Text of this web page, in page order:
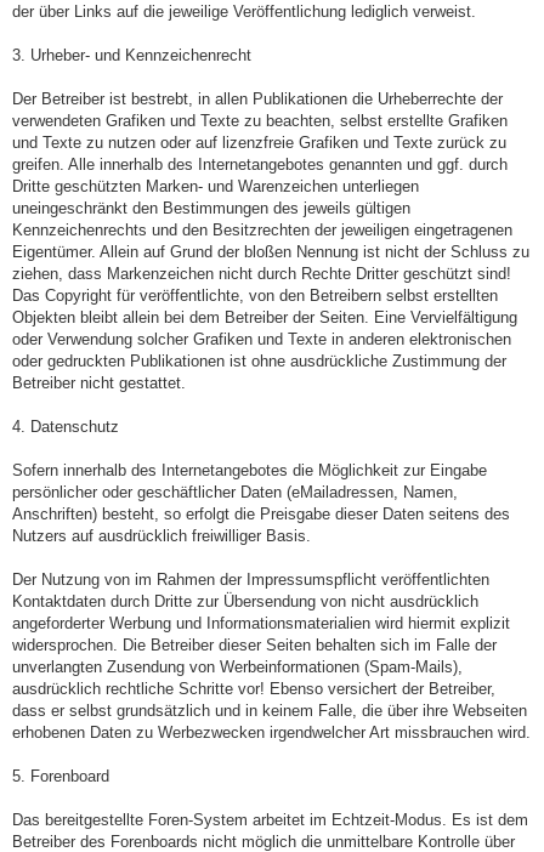
der über Links auf die jeweilige Veröffentlichung lediglich verweist.
3. Urheber- und Kennzeichenrecht
Der Betreiber ist bestrebt, in allen Publikationen die Urheberrechte der
verwendeten Grafiken und Texte zu beachten, selbst erstellte Grafiken
und Texte zu nutzen oder auf lizenzfreie Grafiken und Texte zurück zu
greifen. Alle innerhalb des Internetangebotes genannten und ggf. durch
Dritte geschützten Marken- und Warenzeichen unterliegen
uneingeschränkt den Bestimmungen des jeweils gültigen
Kennzeichenrechts und den Besitzrechten der jeweiligen eingetragenen
Eigentümer. Allein auf Grund der bloßen Nennung ist nicht der Schluss zu
ziehen, dass Markenzeichen nicht durch Rechte Dritter geschützt sind!
Das Copyright für veröffentlichte, von den Betreibern selbst erstellten
Objekten bleibt allein bei dem Betreiber der Seiten. Eine Vervielfältigung
oder Verwendung solcher Grafiken und Texte in anderen elektronischen
oder gedruckten Publikationen ist ohne ausdrückliche Zustimmung der
Betreiber nicht gestattet.
4. Datenschutz
Sofern innerhalb des Internetangebotes die Möglichkeit zur Eingabe
persönlicher oder geschäftlicher Daten (eMailadressen, Namen,
Anschriften) besteht, so erfolgt die Preisgabe dieser Daten seitens des
Nutzers auf ausdrücklich freiwilliger Basis.
Der Nutzung von im Rahmen der Impressumspflicht veröffentlichten
Kontaktdaten durch Dritte zur Übersendung von nicht ausdrücklich
angeforderter Werbung und Informationsmaterialien wird hiermit explizit
widersprochen. Die Betreiber dieser Seiten behalten sich im Falle der
unverlangten Zusendung von Werbeinformationen (Spam-Mails),
ausdrücklich rechtliche Schritte vor! Ebenso versichert der Betreiber,
dass er selbst grundsätzlich und in keinem Falle, die über ihre Webseiten
erhobenen Daten zu Werbezwecken irgendwelcher Art missbrauchen wird.
5. Forenboard
Das bereitgestellte Foren-System arbeitet im Echtzeit-Modus. Es ist dem
Betreiber des Forenboards nicht möglich die unmittelbare Kontrolle über